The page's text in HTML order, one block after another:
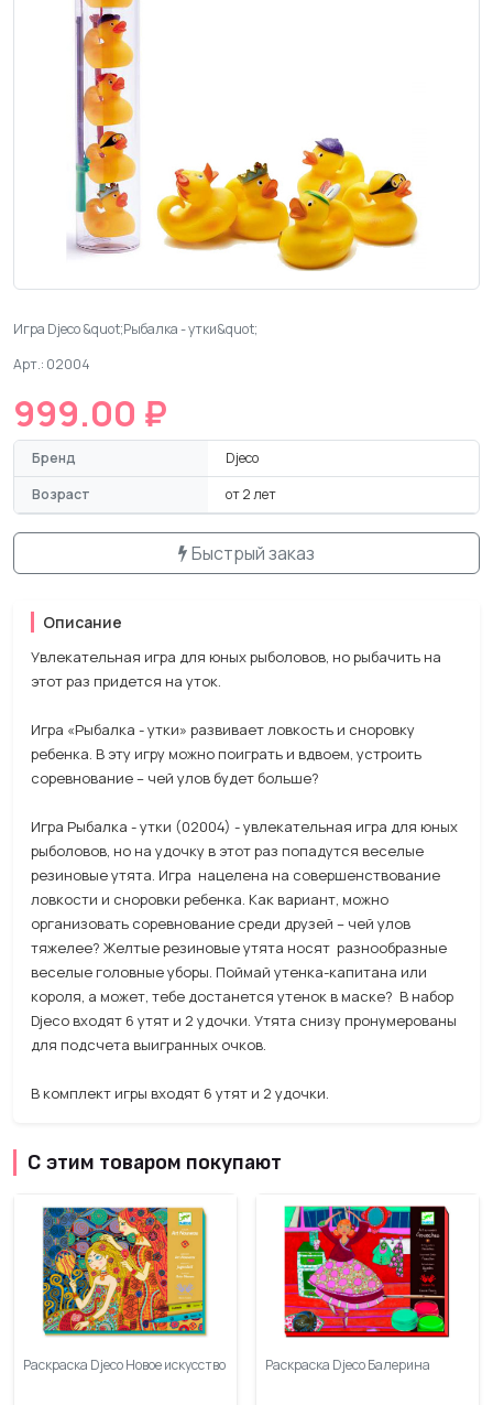
Игра Djeco &quot;Рыбалка - утки&quot;
Арт.: 02004
999.00 ₽
Бренд
Djeco
Возраст
от 2 лет
Быстрый заказ
Описание
Увлекательная игра для юных рыболовов, но рыбачить на
этот раз придется на уток.
Игра «Рыбалка - утки» развивает ловкость и сноровку
ребенка. В эту игру можно поиграть и вдвоем, устроить
соревнование – чей улов будет больше?
Игра Рыбалка - утки (02004) - увлекательная игра для юных
рыболовов, но на удочку в этот раз попадутся веселые
резиновые утята. Игра нацелена на совершенствование
ловкости и сноровки ребенка. Как вариант, можно
организовать соревнование среди друзей – чей улов
тяжелее? Желтые резиновые утята носят разнообразные
веселые головные уборы. Поймай утенка-капитана или
короля, а может, тебе достанется утенок в маске? В набор
Djeco входят 6 утят и 2 удочки. Утята снизу пронумерованы
для подсчета выигранных очков.
В комплект игры входят 6 утят и 2 удочки.
С этим товаром покупают
Раскраска Djeco Новое искусство Раскраска Djeco Балерина